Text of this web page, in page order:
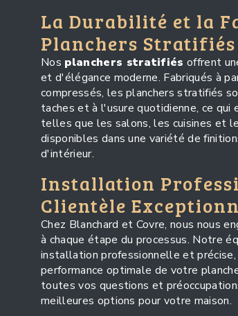
La Durabilité et la
Planchers Stratifiés
Nos planchers stratifiés offrent
et d'élégance moderne. Fabriqués à
compressés, les planchers stratifiés
taches et à l'usure quotidienne, ce
telles que les salons, les cuisines et
disponibles dans une variété de
d'intérieur.
Installation
Clientèle
Chez Blanchard et Covre, nous nous
à chaque étape du processus. Notre
installation professionnelle et
performance optimale de votre
toutes vos questions et
meilleures options pour votre maison.